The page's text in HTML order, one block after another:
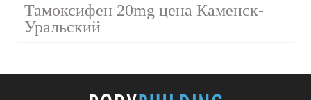
Тамоксифен 20mg цена Каменск-
Уральский